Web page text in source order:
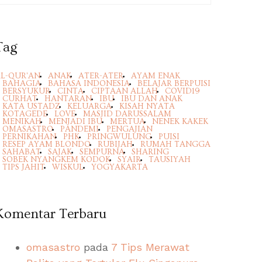
QUR'AN ANAK ATER-ATER
AYAM ENAK
BAHAGIA
BAHASA INDONESIA
BELAJAR BERPUISI
BERSYUKUR
CINTA CIPTAAN ALLAH
COVID19
CURHAT
HANTARAN IBU
IBU DAN ANAK
KATA USTADZ
KELUARGA
KISAH NYATA
KOTAGEDE
LOVE
MASJID DARUSSALAM
MENIKAH
MENJADI IBU MERTUA
NENEK KAKEK
OMASASTRO
PANDEMI
PENGAJIAN
PERNIKAHAN
PHK PRINGWULUNG
PUISI
RESEP AYAM BLONDO
RUBIJAH
RUMAH TANGGA
SAHABAT
SAJAK SEMPURNA
SHARING
SOBEK NYANGKEM KODOK
SYAIR
TAUSIYAH
TIPS JAHIT
WISKUL YOGYAKARTA
Terbaru
omasastro pada 7 Tips Merawat